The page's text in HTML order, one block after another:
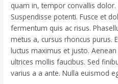
quam in, tempor convallis
Suspendisse potenti. Fusce et
fermentum quis ac risus.
metus a, cursus rhoncus purus.
luctus maximus et justo.
ultrices mollis faucibus. Sed
varius a a ante. Nulla euismod